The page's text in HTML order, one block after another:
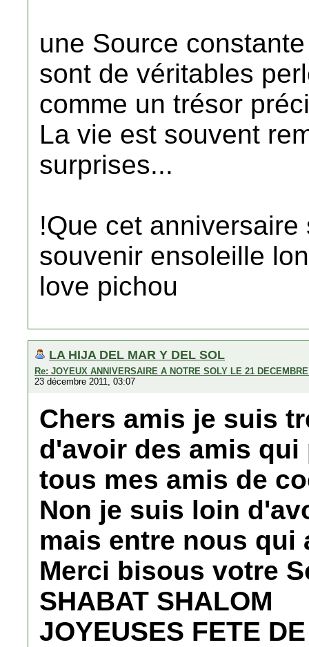
une Source
sont de véritables
comme un trésor
La vie est souvent
surprises...
!Que cet
souvenir ensoleille
love pichou
LA HIJA DEL MAR Y DEL SOL
Re: JOYEUX ANNIVERSAIRE A NOTRE SOLY LE 21
23 décembre 2011, 03:07
Chers amis je suis
d'avoir des amis qui
tous mes amis de
Non je suis loin
mais entre nous qui
Merci bisous votre
SHABAT SHALOM
JOYEUSES FETE